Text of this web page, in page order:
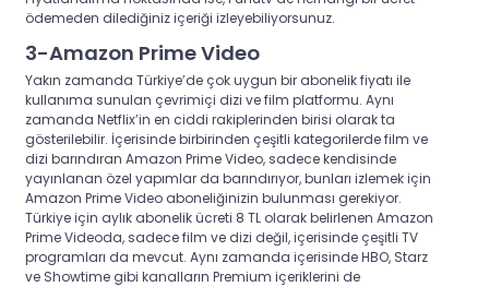
ödemeden dilediğiniz içeriği izleyebiliyorsunuz.
3-Amazon Prime Video
Yakın zamanda Türkiye’de çok uygun bir abonelik fiyatı ile
kullanıma sunulan çevrimiçi dizi ve film platformu. Aynı
zamanda Netflix’in en ciddi rakiplerinden birisi olarak ta
gösterilebilir. İçerisinde birbirinden çeşitli kategorilerde film ve
dizi barındıranAmazon Prime Video, sadece kendisinde
yayınlanan özel yapımlar da barındırıyor, bunları izlemek için
Amazon Prime Video aboneliğinizin bulunması gerekiyor.
Türkiye için aylık abonelik ücreti 8 TL olarak belirlenen Amazon
Prime Videoda, sadece film ve dizi değil, içerisinde çeşitli TV
programları da mevcut. Aynı zamanda içerisinde HBO, Starz
ve Showtime gibi kanalların Premium içeriklerini de